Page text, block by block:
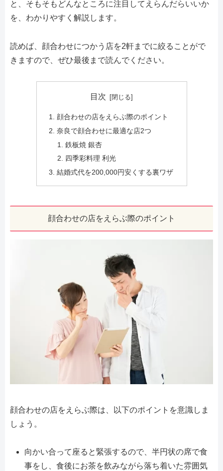
と、そもそもどんなところに注目してえらんだらいいか
を、わかりやすく解説します。
読めば、顔合わせにつかう店を2軒までに絞ることがで
きますので、ぜひ最後まで読んでください。
目次
顔合わせの店をえらぶ際のポイント
奈良で顔合わせに最適な店2つ
鉄板焼 銀杏
四季彩料理 利光
結婚式代を200,000円安くする裏ワザ
顔合わせの店をえらぶ際のポイント
顔合わせの店をえらぶ際は、以下のポイントを意識しま
しょう。
向かい合って座ると緊張するので、半円状の席で食
事をし、食後にお茶を飲みながら落ち着いた雰囲気